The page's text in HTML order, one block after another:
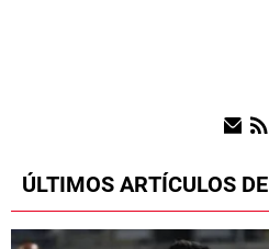
POSICIONES
ÚLTIMOS ARTÍCULOS DE